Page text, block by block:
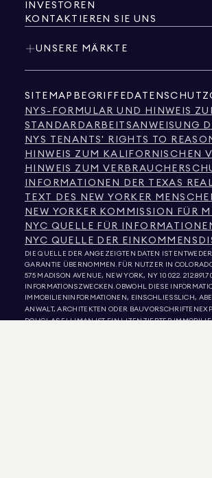
INVESTOREN
KONTAKTIEREN SIE UNS
UNSERE MÄRKTE
SITEMAP BEGRIFFE DATENSCHUTZ
NYS-FORMULAR UND HINWEIS
STANDARDARBEITSANWEISUNG
NYS TENANTS' RIGHTS TO
HINWEIS ZUM KALIFORNISCHEN
HINWEIS ZUM
INFORMATIONEN DER TEXAS
TEXT DES NEW YORKER
NEW YORKER KOMMISSION FÜR
NYC QUELLE FÜR
NYC QUELLE DER
DIE QUELLE DER ANGEZEIGTEN DATEN IST
GARANTIE ÜBERNOMMEN. FÜR NUTZER IN
575 MADISON AVENUE, NEW YORK, NY 10022.
INFORMATIONSZWECKEN. OBWOHL DIESE
IMMOBILIENINFORMATIONEN, EINSCHLIESSLICH,
ANWALT, ARCHITEKTEN ODER
DOUGLAS ELLIMAN IST EIN LIZENZIERTER